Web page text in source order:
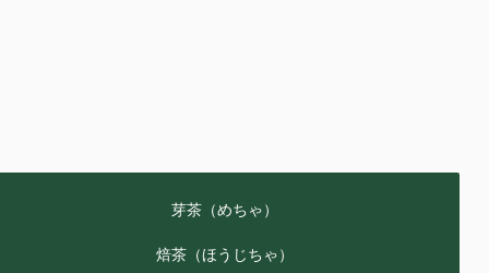
芽茶（めちゃ）
焙茶（ほうじちゃ）